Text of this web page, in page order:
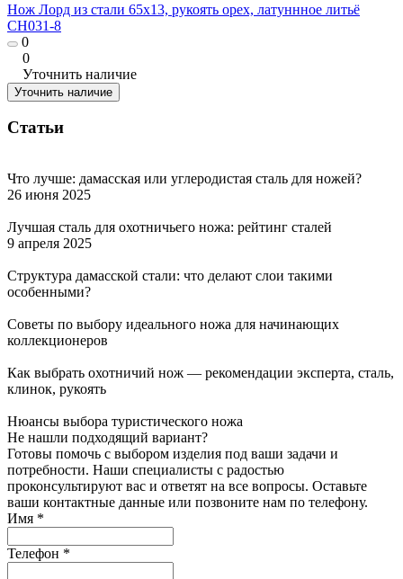
Нож Лорд из стали 65х13, рукоять орех, латуннное литьё
CH031-8
0
0
Уточнить наличие
Уточнить наличие
Статьи
Что лучше: дамасская или углеродистая сталь для ножей?
26 июня 2025
Лучшая сталь для охотничьего ножа: рейтинг сталей
9 апреля 2025
Структура дамасской стали: что делают слои такими
особенными?
Советы по выбору идеального ножа для начинающих
коллекционеров
Как выбрать охотничий нож — рекомендации эксперта, сталь,
клинок, рукоять
Нюансы выбора туристического ножа
Не нашли подходящий вариант?
Готовы помочь с выбором изделия под ваши задачи и
потребности. Наши специалисты с радостью
проконсультируют вас и ответят на все вопросы. Оставьте
ваши контактные данные или позвоните нам по телефону.
Имя *
Телефон *